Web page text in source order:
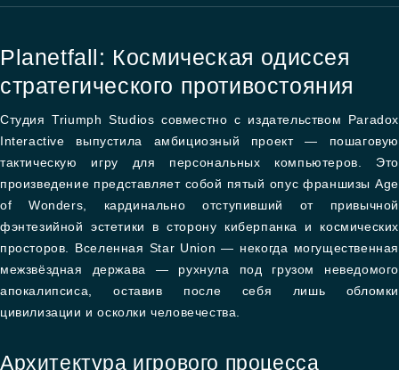
Planetfall: Космическая одиссея
стратегического противостояния
Студия Triumph Studios совместно с издательством Paradox
Interactive выпустила амбициозный проект — пошаговую
тактическую игру для персональных компьютеров. Это
произведение представляет собой пятый опус франшизы Age
of Wonders, кардинально отступивший от привычной
фэнтезийной эстетики в сторону киберпанка и космических
просторов. Вселенная Star Union — некогда могущественная
межзвёздная держава — рухнула под грузом неведомого
апокалипсиса, оставив после себя лишь обломки
цивилизации и осколки человечества.
Архитектура игрового процесса